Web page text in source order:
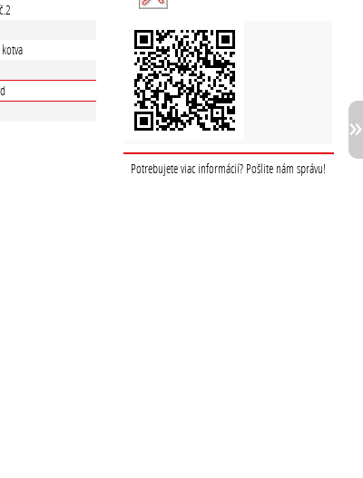
Potrebujete viac informácií? Pošlite nám správu!